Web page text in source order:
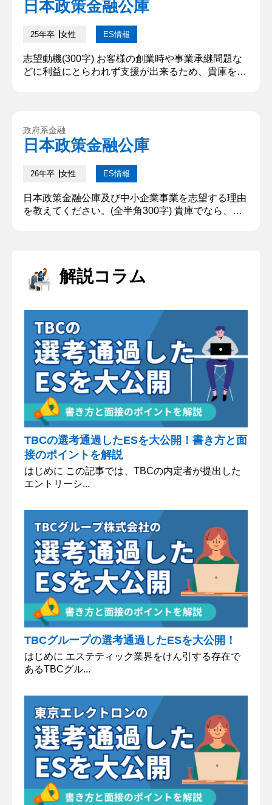
日本政策金融公庫
25年卒 女性 ES情報
志望動機(300字) お客様の創業時や事業承継問題な
どに利益にとらわれず支援が出来るため、貴庫を志
いと考えてきました。貴庫では、マッチング支援に
よって事業承継を促進しており、承継側、される側
政府系金融
日本政策金融公庫
26年卒 女性 ES情報
日本政策金融公庫及び中小企業事業を志望する理由
を教えてください。(全半角300字) 貴庫でなら、顧
貴庫では、利益にとらわれず顧客に寄り添ったサポ
ートを行い、より多くの挑戦を支えることが可能
解説コラム
TBCの選考通過したESを大公開！書き方と面
接のポイントを解説
はじめに この記事では、TBCの内定者が提出した
エントリーシ...
TBCグループの選考通過したESを大公開！
はじめに エステティック業界をけん引する存在で
あるTBCグル...